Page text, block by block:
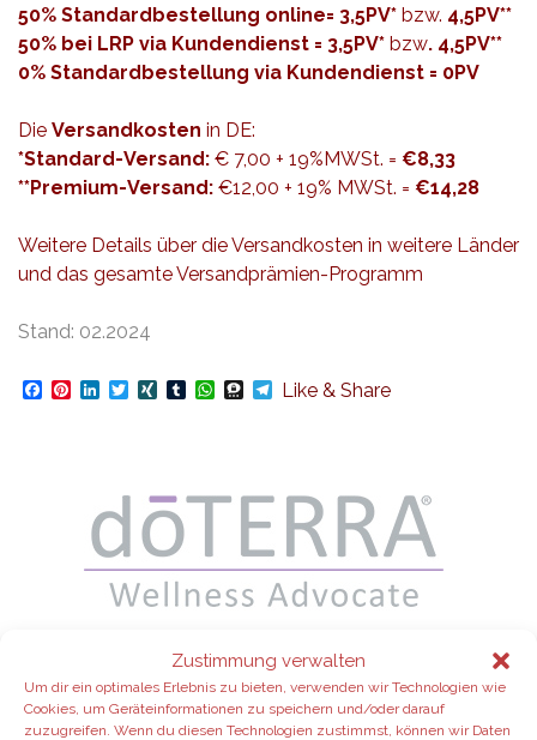
Zustimmung verwalten
Um dir ein optimales Erlebnis zu bieten, verwenden wir Technologien wie
Cookies, um Geräteinformationen zu speichern und/oder darauf
zuzugreifen. Wenn du diesen Technologien zustimmst, können wir Daten
50% Standardbestellung online= 3,5PV* bzw. 4,5PV**
50% bei LRP via Kundendienst = 3,5PV* bzw. 4,5PV**
0% Standardbestellung via Kundendienst = 0PV
Die Versand kosten in DE:
*Standard-Versand: € 7,00 + 19%MWSt. = €8,33
**Premium-Versand: €12,00 + 19% MWSt. = €14,28
Weitere Details über die Versandkosten in weitere Länder
und das gesamte Versandprämien-Programm
Stand: 02.2024
Facebook
Pinterest
LinkedIn
TwitterXINGTumblrWhatsApp
Threema
Telegram
Like & Share